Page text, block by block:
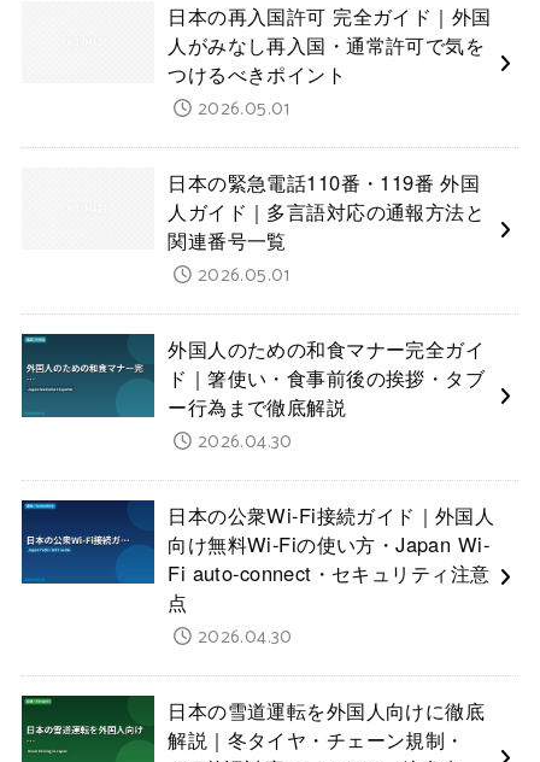
日本の再入国許可 完全ガイド｜外国
人がみなし再入国・通常許可で気を
つけるべきポイント
2026.05.01
日本の緊急電話110番・119番 外国
人ガイド｜多言語対応の通報方法と
関連番号一覧
2026.05.01
外国人のための和食マナー完全ガイ
ド｜箸使い・食事前後の挨拶・タブ
ー行為まで徹底解説
2026.04.30
日本の公衆Wi-Fi接続ガイド｜外国人
向け無料Wi-Fiの使い方・Japan Wi-
Fi auto-connect・セキュリティ注意
点
2026.04.30
日本の雪道運転を外国人向けに徹底
解説｜冬タイヤ・チェーン規制・